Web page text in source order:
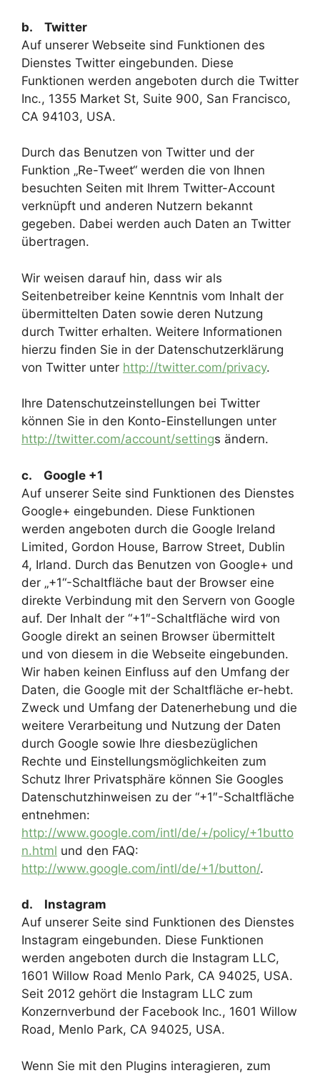
b. Twitter
Auf unserer Webseite sind Funktionen des
Dienstes Twitter eingebunden. Diese
Funktionen werden angeboten durch die Twitter
Inc., 1355 Market St, Suite 900, San Francisco,
CA 94103, USA.
Durch das Benutzen von Twitter und der
Funktion „Re-Tweet“ werden die von Ihnen
besuchten Seiten mit Ihrem Twitter-Account
verknüpft und anderen Nutzern bekannt
gegeben. Dabei werden auch Daten an Twitter
übertragen.
Wir weisen darauf hin, dass wir als
Seitenbetreiber keine Kenntnis vom Inhalt der
übermittelten Daten sowie deren Nutzung
durch Twitter erhalten. Weitere Informationen
hierzu finden Sie in der Datenschutzerklärung
von Twitter unter http://twitter.com/privacy.
Ihre Datenschutzeinstellungen bei Twitter
können Sie in den Konto-Einstellungen unter
http://twitter.com/account/settings ändern.
c. Google +1
Auf unserer Seite sind Funktionen des Dienstes
Google+ eingebunden. Diese Funktionen
werden angeboten durch die Google Ireland
Limited, Gordon House, Barrow Street, Dublin
4, Irland. Durch das Benutzen von Google+ und
der „+1“-Schaltfläche baut der Browser eine
direkte Verbindung mit den Servern von Google
auf. Der Inhalt der “+1″-Schaltfläche wird von
Google direkt an seinen Browser übermittelt
und von diesem in die Webseite eingebunden.
Wir haben keinen Einfluss auf den Umfang der
Daten, die Google mit der Schaltfläche er-hebt.
Zweck und Umfang der Datenerhebung und die
weitere Verarbeitung und Nutzung der Daten
durch Google sowie Ihre diesbezüglichen
Rechte und Einstellungsmöglichkeiten zum
Schutz Ihrer Privatsphäre können Sie Googles
Datenschutzhinweisen zu der “+1″-Schaltfläche
entnehmen:
http://www.google.com/intl/de/+/policy/+1butto
n.html und den FAQ:
http://www.google.com/intl/de/+1/button/.
d. Instagram
Auf unserer Seite sind Funktionen des Dienstes
Instagram eingebunden. Diese Funktionen
werden angeboten durch die Instagram LLC,
1601 Willow Road Menlo Park, CA 94025, USA.
Seit 2012 gehört die Instagram LLC zum
Konzernverbund der Facebook Inc., 1601 Willow
Road, Menlo Park, CA 94025, USA.
Wenn Sie mit den Plugins interagieren, zum